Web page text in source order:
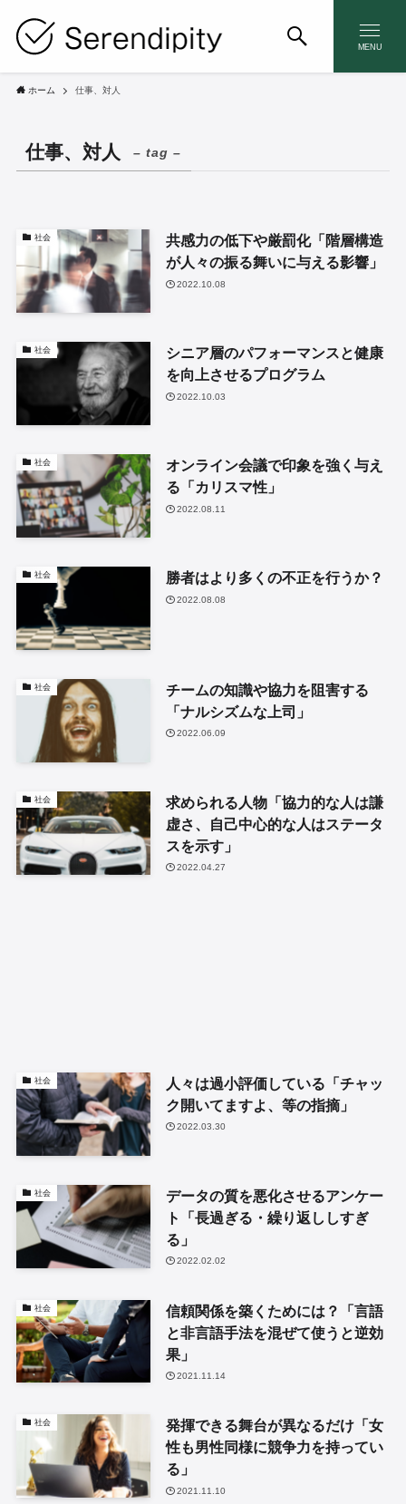
MENU
ホーム 仕事、対人
仕事、対人 – tag –
社会
共感力の低下や厳罰化「階層構造
が人々の振る舞いに与える影響」
2022.10.08
社会
シニア層のパフォーマンスと健康
を向上させるプログラム
2022.10.03
社会
オンライン会議で印象を強く与え
る「カリスマ性」
2022.08.11
社会 勝者はより多くの不正を行うか？
2022.08.08
社会
チームの知識や協力を阻害する
「ナルシズムな上司」
2022.06.09
社会
求められる人物「協力的な人は謙
虚さ、自己中心的な人はステータ
スを示す」
2022.04.27
社会
人々は過小評価している「チャッ
ク開いてますよ、等の指摘」
2022.03.30
社会
データの質を悪化させるアンケー
ト「長過ぎる・繰り返ししすぎ
る」
2022.02.02
社会
信頼関係を築くためには？「言語
と非言語手法を混ぜて使うと逆効
果」
2021.11.14
社会
発揮できる舞台が異なるだけ「女
性も男性同様に競争力を持ってい
る」
2021.11.10